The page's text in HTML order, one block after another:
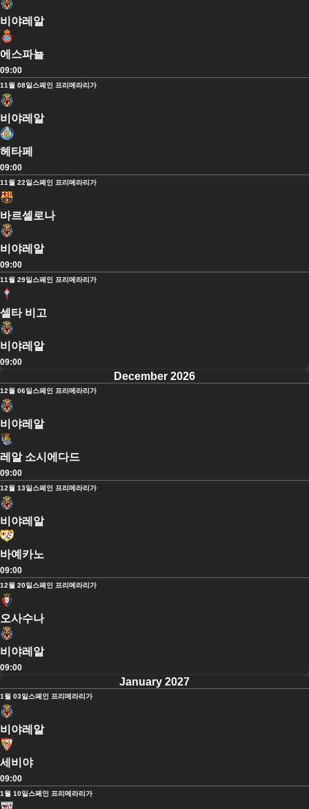
비야레알
에스파뇰
09:00
11월 08일스페인 프리메라리가
비야레알
헤타페
09:00
11월 22일스페인 프리메라리가
바르셀로나
비야레알
09:00
11월 29일스페인 프리메라리가
셀타 비고
비야레알
09:00
December 2026
12월 06일스페인 프리메라리가
비야레알
레알 소시에다드
09:00
12월 13일스페인 프리메라리가
비야레알
바예카노
09:00
12월 20일스페인 프리메라리가
오사수나
비야레알
09:00
January 2027
1월 03일스페인 프리메라리가
비야레알
세비야
09:00
1월 10일스페인 프리메라리가